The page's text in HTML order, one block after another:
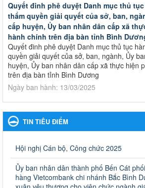
Quyết đinh phê duyệt Danh mục thủ
thẩm quyền giải quyết của sở, ban,
cấp huyện, Ủy ban nhân dân cấp xã
hành chính trên địa bàn tỉnh Bình
Quyết đinh phê duyệt Danh mục thủ tục
quyền giải quyết của sở, ban, ngành, Ủy
huyện, Ủy ban nhân dân cấp xã thực hiện
trên địa bàn tỉnh Bình Dương
Ngày ban hành: 13/03/2025
Kế hoạch Phổ biến, giáo dục pháp luật
Giáo dục và Đào tạo thành phố Bến Cát
Kế hoạch Phổ biến, giáo dục pháp luật năm
Ngày ban hành: 28/02/2025
Quyết định công bố thủ tục hành chính
vực giáo dục đào tạo thuộc hệ giáo
TIN TIÊU ĐIỂM
Hội nghị Cán bộ, Công chức 2025
Ủy ban nhân dân thành phố Bến Cát
hàng Vietcombank chi nhánh Bắc Bình